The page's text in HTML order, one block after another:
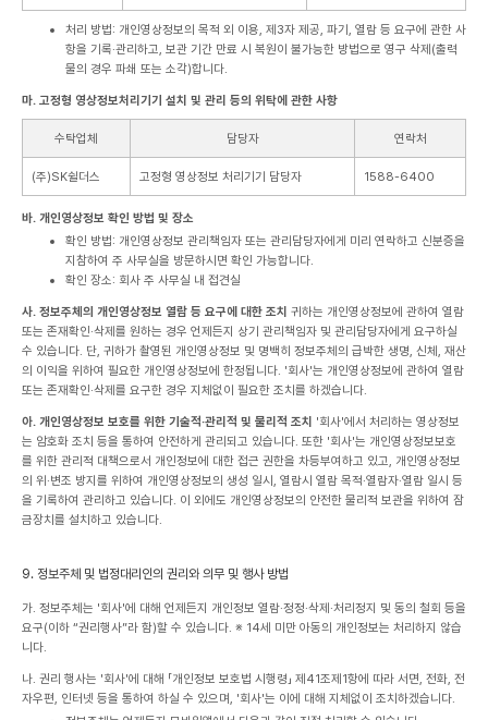
처리 방법: 개인영상정보의 목적 외 이용, 제3자 제공, 파기, 열람 등 요구에 관한 사
항을 기록·관리하고, 보관 기간 만료 시 복원이 불가능한 방법으로 영구 삭제(출력
물의 경우 파쇄 또는 소각)합니다.
마. 고정형 영상정보처리기기 설치 및 관리 등의 위탁에 관한 사항
수탁업체 담당자 연락처
(주)SK쉴더스 고정형 영상정보 처리기기 담당자 1588-6400
바. 개인영상정보 확인 방법 및 장소
확인 방법: 개인영상정보 관리책임자 또는 관리담당자에게 미리 연락하고 신분증을
지참하여 주 사무실을 방문하시면 확인 가능합니다.
확인 장소: 회사 주 사무실 내 접견실
사. 정보주체의 개인영상정보 열람 등 요구에 대한 조치 귀하는 개인영상정보에 관하여 열람
또는 존재확인·삭제를 원하는 경우 언제든지 상기 관리책임자 및 관리담당자에게 요구하실
수 있습니다. 단, 귀하가 촬영된 개인영상정보 및 명백히 정보주체의 급박한 생명, 신체, 재산
의 이익을 위하여 필요한 개인영상정보에 한정됩니다. '회사'는 개인영상정보에 관하여 열람
또는 존재확인·삭제를 요구한 경우 지체없이 필요한 조치를 하겠습니다.
아. 개인영상정보 보호를 위한 기술적·관리적 및 물리적 조치 '회사'에서 처리하는 영상정보
는 암호화 조치 등을 통하여 안전하게 관리되고 있습니다. 또한 '회사'는 개인영상정보보호
를 위한 관리적 대책으로서 개인정보에 대한 접근 권한을 차등부여하고 있고, 개인영상정보
의 위·변조 방지를 위하여 개인영상정보의 생성 일시, 열람시 열람 목적·열람자·열람 일시 등
을 기록하여 관리하고 있습니다. 이 외에도 개인영상정보의 안전한 물리적 보관을 위하여 잠
금장치를 설치하고 있습니다.
9. 정보주체 및 법정대리인의 권리와 의무 및 행사 방법
가. 정보주체는 '회사'에 대해 언제든지 개인정보 열람·정정·삭제·처리정지 및 동의 철회 등을
요구(이하 “권리행사”라 함)할 수 있습니다. ※ 14세 미만 아동의 개인정보는 처리하지 않습
니다.
나. 권리 행사는 '회사'에 대해 「개인정보 보호법 시행령」 제41조제1항에 따라 서면, 전화, 전
자우편, 인터넷 등을 통하여 하실 수 있으며, '회사'는 이에 대해 지체없이 조치하겠습니다.